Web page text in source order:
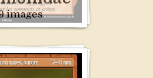
images